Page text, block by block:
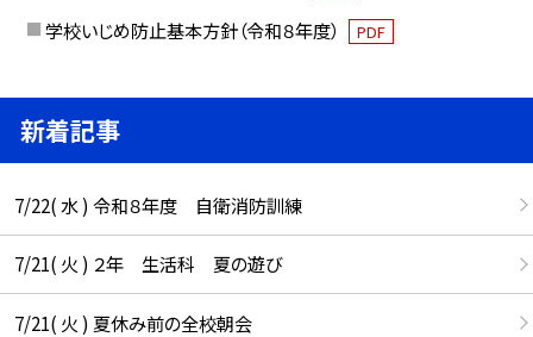
学校いじめ防止基本方針（令和８年度） PDF
新着記事
7/22( 水 ) 令和８年度 自衛消防訓練
7/21( 火 ) ２年 生活科 夏の遊び
7/21( 火 ) 夏休み前の全校朝会